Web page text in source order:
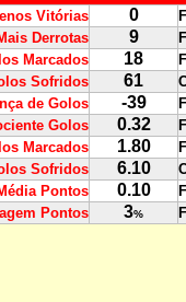
Vitórias 0
Derrotas
9
Marcados
18
Sofridos
61
de Golos
-39
Golos
0.32
Marcados
1.80
Sofridos
6.10
Pontos
0.10
Pontos
3%